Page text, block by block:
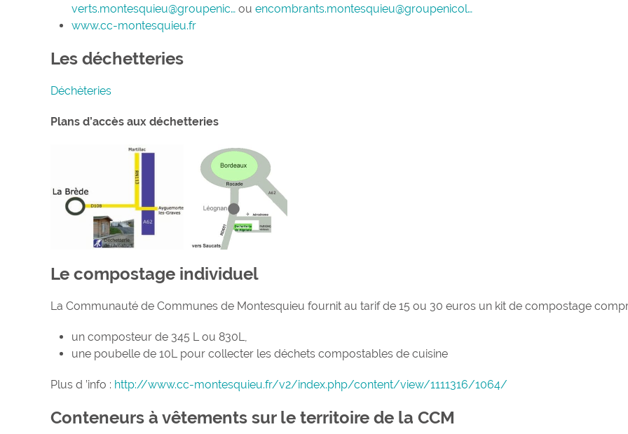
verts.montesquieu@groupenic… ou encombrants.montesquieu@groupenicol…
www.cc-montesquieu.fr
Les déchetteries
Déchèteries
Plans d’accès aux déchetteries
Le compostage individuel
La Communauté de Communes de Montesquieu fournit au tarif de 15 ou 30 euros un kit de compostage
un composteur de 345 L ou 830L,
une poubelle de 10L pour collecter les déchets compostables de cuisine
Plus d ’info : http://www.cc-montesquieu.fr/v2/index.php/content/view/1111316/1064/
Conteneurs à vêtements sur le territoire de la CCM